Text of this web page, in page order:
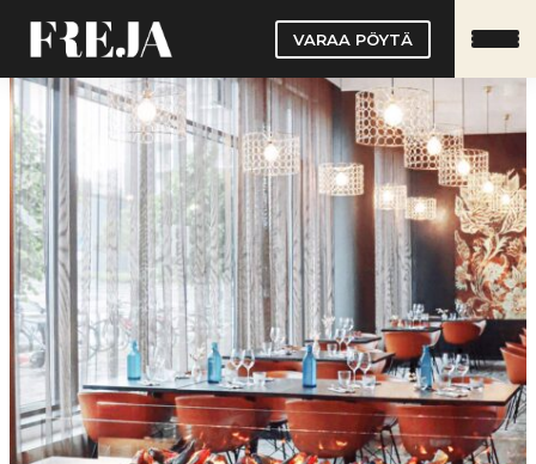
Siirry
sisältöön
VARAA PÖYTÄ